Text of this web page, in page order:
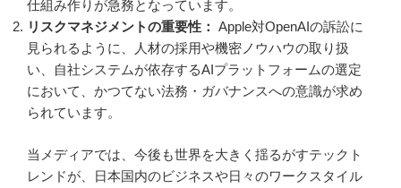
仕組み作りが急務となっています。
リスクマネジメントの重要性： Apple対OpenAIの訴訟に
見られるように、人材の採用や機密ノウハウの取り扱
い、自社システムが依存するAIプラットフォームの選定
において、かつてない法務・ガバナンスへの意識が求め
られています。
当メディアでは、今後も世界を大きく揺るがすテックト
レンドが、日本国内のビジネスや日々のワークスタイル